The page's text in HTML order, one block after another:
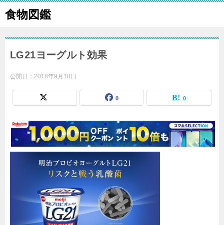
食物図鑑
LG21ヨーグルト効果
公開日： 2018年9月18日
0 0